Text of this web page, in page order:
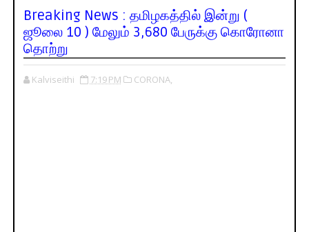
Breaking News : தமிழகத்தில் இன்று (
ஜூலை 10 ) மேலும் 3,680 பேருக்கு கொரோனா
தொற்று
Kalviseithi 7:19 PM CORONA,